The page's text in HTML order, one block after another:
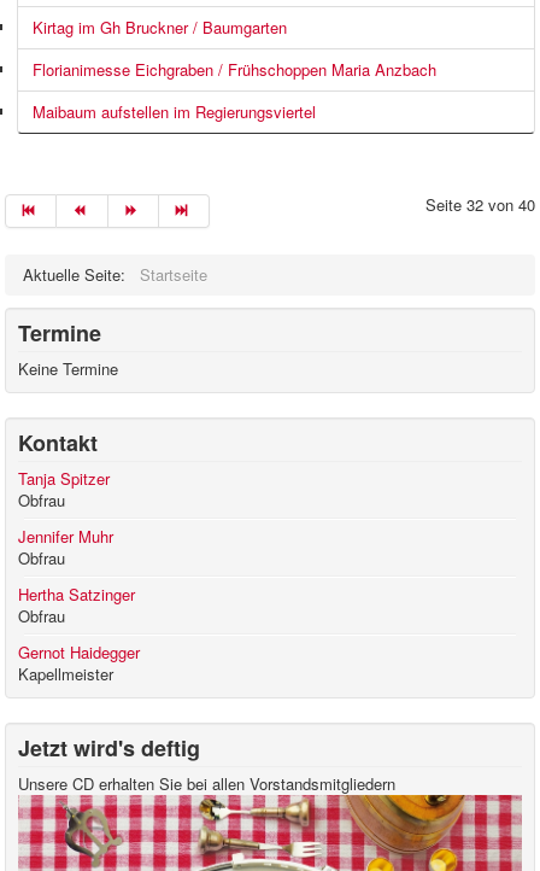
Kirtag im Gh Bruckner / Baumgarten
Florianimesse Eichgraben / Frühschoppen Maria Anzbach
Maibaum aufstellen im Regierungsviertel
Seite 32 von 40
Aktuelle Seite: Startseite
Termine
Keine Termine
Kontakt
Tanja Spitzer
Obfrau
Jennifer Muhr
Obfrau
Hertha Satzinger
Obfrau
Gernot Haidegger
Kapellmeister
Jetzt wird's deftig
Unsere CD erhalten Sie bei allen Vorstandsmitgliedern